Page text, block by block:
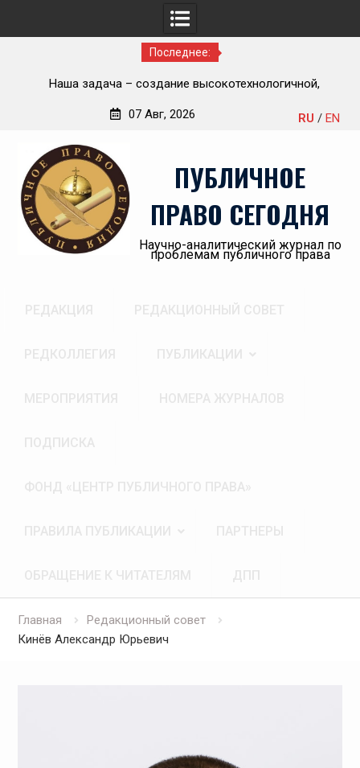
Последнее:
Наша задача – создание высокотехнологичной,
экспертной системы России
RU /EN
07 Авг, 2026
содержимому
ПУБЛИЧНОЕ
ПРАВО СЕГОДНЯ
Научно-аналитический журнал по
проблемам публичного права
Главная
Редакционный совет
Кинёв Александр Юрьевич